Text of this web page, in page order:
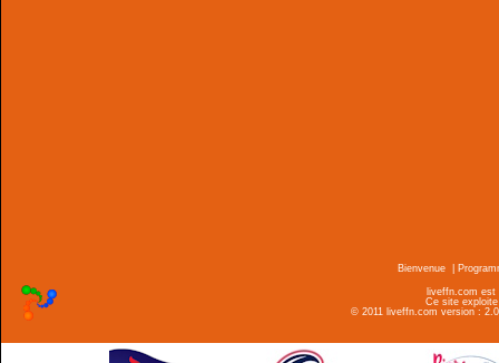
Bienvenue
liveffn.com est
Ce site
© 2011 liveffn.com version :